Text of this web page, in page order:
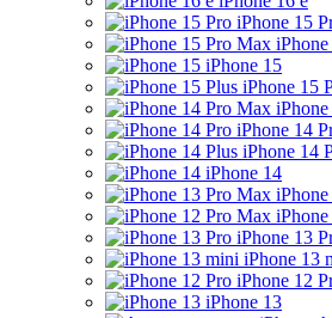
iPhone 15
iPhone 15
iPhone 15
iPhone 14
iPhone 14
iPhone 14
iPhone 13
iPhone 13
iPhone 12
iPhone 13